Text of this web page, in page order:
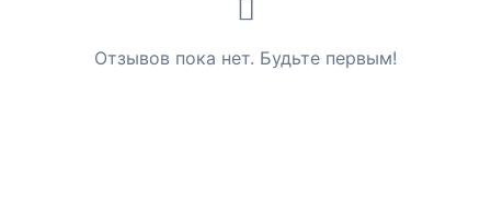
Отзывов пока нет. Будьте первым!